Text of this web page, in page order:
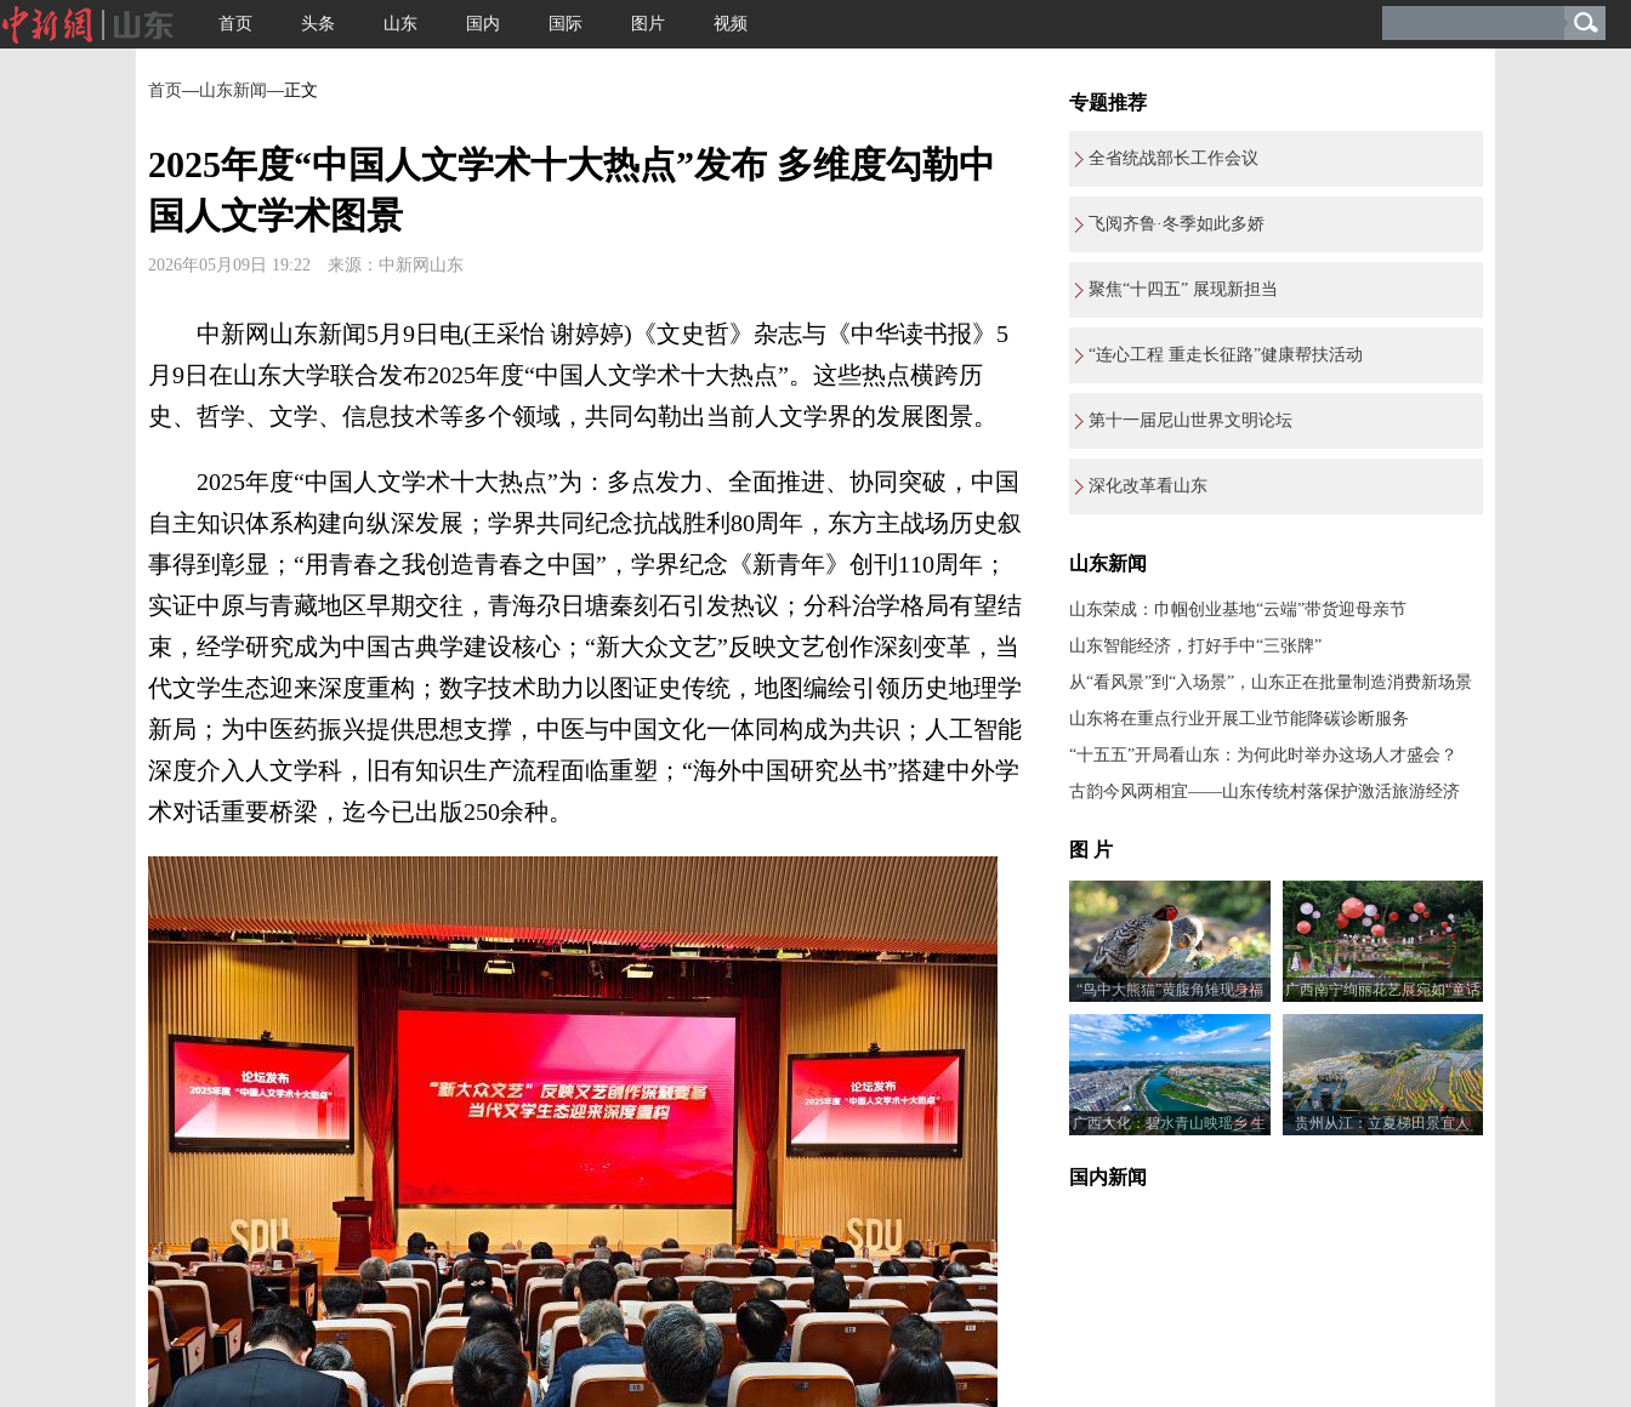
首页 头条 山东 国内 国际 图片 视频
首页—山东新闻—正文
2025年度“中国人文学术十大热点”发布 多维度勾勒中
国人文学术图景
2026年05月09日 19:22 来源：中新网山东
中新网山东新闻5月9日电(王采怡 谢婷婷)《文史哲》杂志与《中华读书报》5
月9日在山东大学联合发布2025年度“中国人文学术十大热点”。这些热点横跨历
史、哲学、文学、信息技术等多个领域，共同勾勒出当前人文学界的发展图景。
2025年度“中国人文学术十大热点”为：多点发力、全面推进、协同突破，中国
自主知识体系构建向纵深发展；学界共同纪念抗战胜利80周年，东方主战场历史叙
事得到彰显；“用青春之我创造青春之中国”，学界纪念《新青年》创刊110周年；
实证中原与青藏地区早期交往，青海尕日塘秦刻石引发热议；分科治学格局有望结
束，经学研究成为中国古典学建设核心；“新大众文艺”反映文艺创作深刻变革，当
代文学生态迎来深度重构；数字技术助力以图证史传统，地图编绘引领历史地理学
新局；为中医药振兴提供思想支撑，中医与中国文化一体同构成为共识；人工智能
深度介入人文学科，旧有知识生产流程面临重塑；“海外中国研究丛书”搭建中外学
术对话重要桥梁，迄今已出版250余种。
专题推荐
全省统战部长工作会议
飞阅齐鲁·冬季如此多娇
聚焦“十四五” 展现新担当
“连心工程 重走长征路”健康帮扶活动
第十一届尼山世界文明论坛
深化改革看山东
山东新闻
山东荣成：巾帼创业基地“云端”带货迎母亲节
山东智能经济，打好手中“三张牌”
从“看风景”到“入场景”，山东正在批量制造消费新场景
山东将在重点行业开展工业节能降碳诊断服务
“十五五”开局看山东：为何此时举办这场人才盛会？
古韵今风两相宜——山东传统村落保护激活旅游经济
图 片
“鸟中大熊猫”黄腹角雉现身福
建建瓯
广西南宁绚丽花艺展宛如“童话
世界”
广西大化：碧水青山映瑶乡 生
贵州从江：立夏梯田景宜人
国内新闻